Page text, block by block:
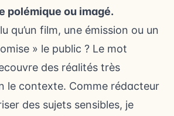
polémique ou imagé.
qu’un film, une émission ou un
» le public ? Le mot
des réalités très
le contexte. Comme rédacteur
des sujets sensibles, je